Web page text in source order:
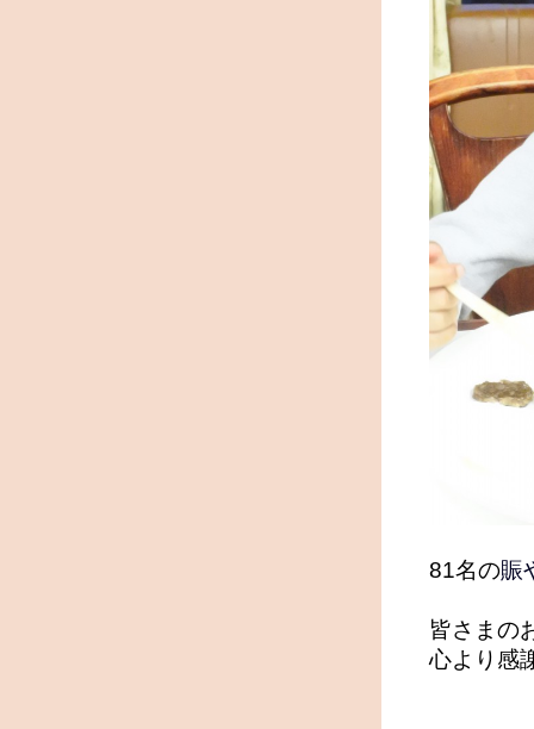
81名の賑
皆さまの
心より感